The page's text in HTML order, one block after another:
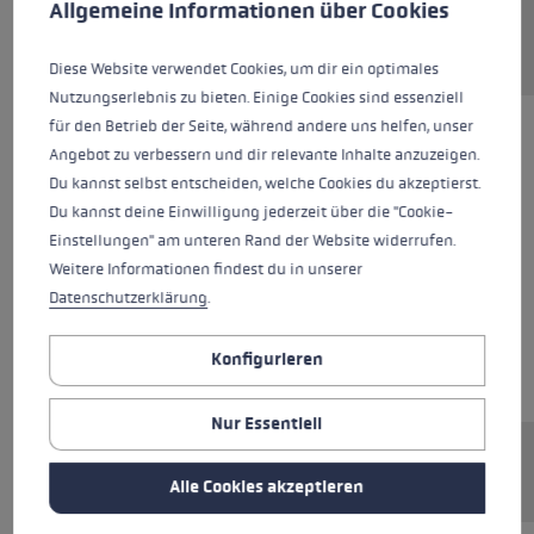
Skiroller Wechselspitze für Fin Vario System.
Allgemeine Informationen über Cookies
Diese Website verwendet Cookies, um dir ein optimales
Nutzungserlebnis zu bieten. Einige Cookies sind essenziell
für den Betrieb der Seite, während andere uns helfen, unser
Angebot zu verbessern und dir relevante Inhalte anzuzeigen.
Du kannst selbst entscheiden, welche Cookies du akzeptierst.
Du kannst deine Einwilligung jederzeit über die "Cookie-
Einstellungen" am unteren Rand der Website widerrufen.
Weitere Informationen findest du in unserer
Datenschutzerklärung.
Konfigurieren
Nur Essentiell
Alle Cookies akzeptieren